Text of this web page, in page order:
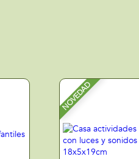
NOVEDAD